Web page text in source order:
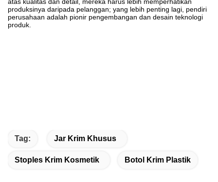
produksinya daripada pelanggan; yang lebih penting lagi, pendiri
perusahaan adalah pionir pengembangan dan desain teknologi
produk.
Tag: Jar Krim Khusus
Stoples Krim Kosmetik Botol Krim Plastik